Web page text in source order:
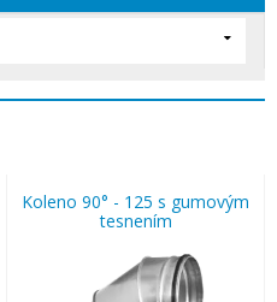
Koleno 90° - 125 s gumovým
tesnením